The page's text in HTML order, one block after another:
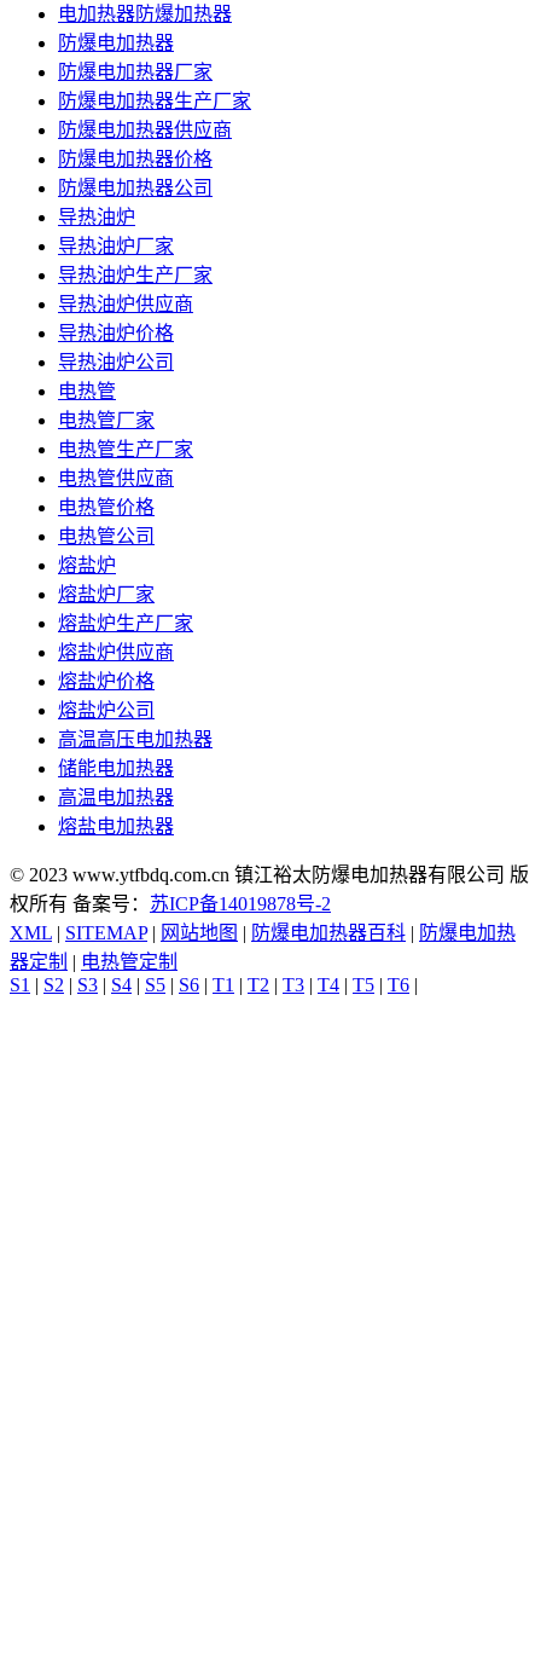
电加热器防爆加热器
防爆电加热器
防爆电加热器厂家
防爆电加热器生产厂家
防爆电加热器供应商
防爆电加热器价格
防爆电加热器公司
导热油炉
导热油炉厂家
导热油炉生产厂家
导热油炉供应商
导热油炉价格
导热油炉公司
电热管
电热管厂家
电热管生产厂家
电热管供应商
电热管价格
电热管公司
熔盐炉
熔盐炉厂家
熔盐炉生产厂家
熔盐炉供应商
熔盐炉价格
熔盐炉公司
高温高压电加热器
储能电加热器
高温电加热器
熔盐电加热器
© 2023 www.ytfbdq.com.cn 镇江裕太防爆电加热器有限公司 版
权所有 备案号： 苏ICP备14019878号-2
XML | SITEMAP| 网站地图 | 防爆电加热器百科 | 防爆电加热
器定制 | 电热管定制
S1 | S2 | S3 | S4 | S5 | S6 | T1 | T2 | T3 | T4 | T5 | T6 |